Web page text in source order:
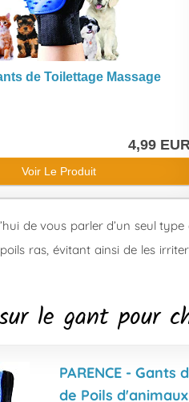
de Toilettage Massage
4,99
Voir Le Produit
de vous parler d’un seul
ras, évitant ainsi de les
le gant pour
PARENCE -
de Poils